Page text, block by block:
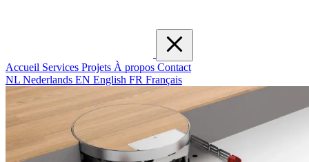
Accueil Services Projets À propos Contact
NL Nederlands EN English FR Français